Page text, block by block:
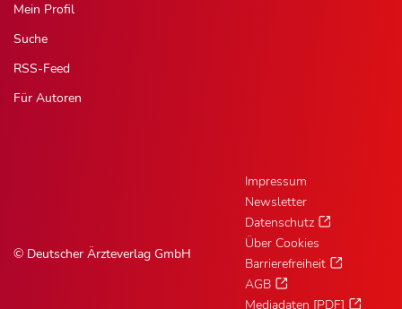
Mein Profil
Suche
RSS-Feed
Für Autoren
© Deutscher Ärzteverlag GmbH
Impressum
Newsletter
Datenschutz
Über Cookies
Barrierefreiheit
AGB
Mediadaten [PDF]